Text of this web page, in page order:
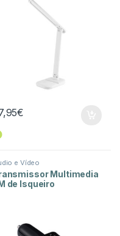
€
e Vídeo
Multimedia
de Isqueiro